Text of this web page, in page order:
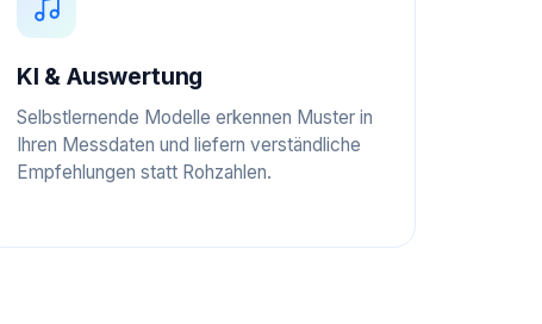
KI & Auswertung
Selbstlernende Modelle erkennen Muster in
Ihren Messdaten und liefern verständliche
Empfehlungen statt Rohzahlen.